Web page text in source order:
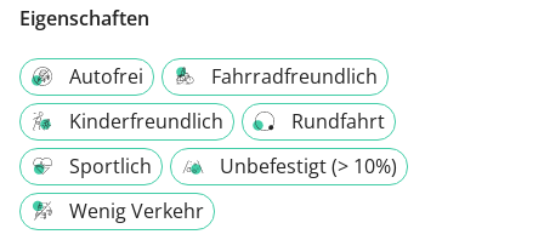
Eigenschaften
Autofrei
Fahrradfreundlich
Kinderfreundlich
Rundfahrt
Sportlich
Unbefestigt (> 10%)
Wenig Verkehr